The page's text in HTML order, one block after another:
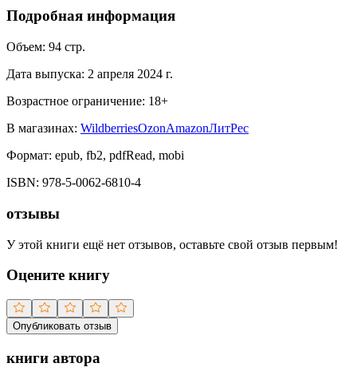
Подробная информация
Объем: 94 стр.
Дата выпуска: 2 апреля 2024 г.
Возрастное ограничение: 18+
В магазинах: WildberriesOzonAmazonЛитРес
Формат: epub, fb2, pdfRead, mobi
ISBN: 978-5-0062-6810-4
отзывы
У этой книги ещё нет отзывов, оставьте свой отзыв первым!
Оцените книгу
Опубликовать отзыв
книги автора